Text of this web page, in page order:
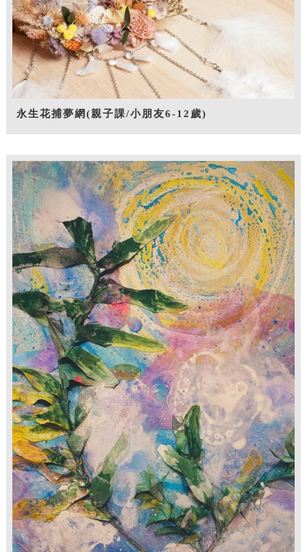
永生花捕夢網(親子課/小朋友6-12歲)